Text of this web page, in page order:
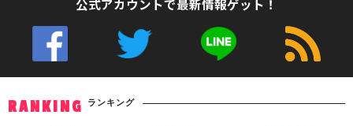
公式アカウントで最新情報ゲット！
RANKING ランキング